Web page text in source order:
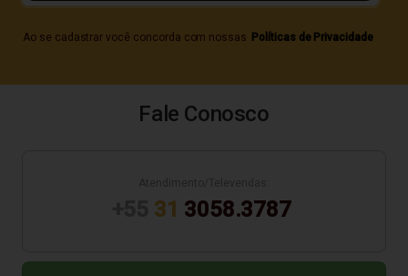
Ao se cadastrar você concorda com nossas Políticas de Privacidade
Fale Conosco
31 3058.3787